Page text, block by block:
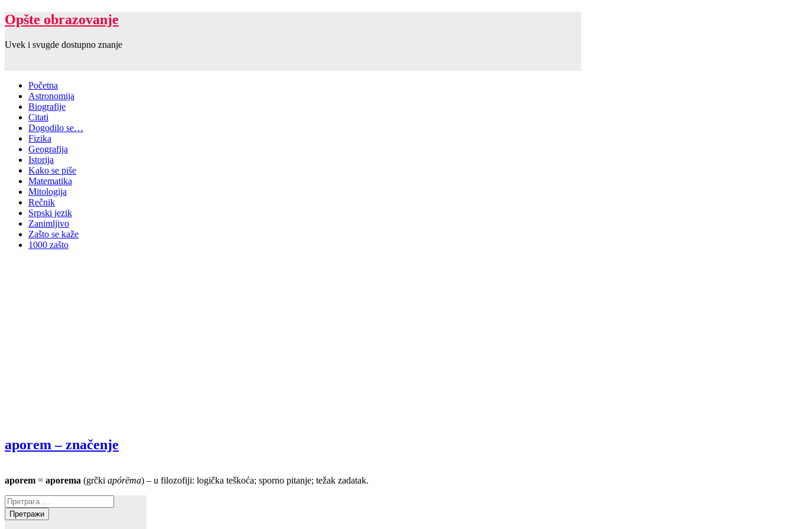
Opšte obrazovanje
Uvek i svugde dostupno znanje
Početna
Astronomija
Biografije
Citati
Dogodilo se…
Fizika
Geografija
Istorija
Kako se piše
Matematika
Mitologija
Rečnik
Srpski jezik
Zanimljivo
Zašto se kaže
1000 zašto
aporem – značenje
aporem = aporema (grčki apórēma) – u filozofiji: logička teškoća; sporno pitanje; težak zadatak.
Претрага
за: